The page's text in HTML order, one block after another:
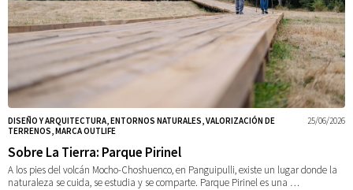
25/06/2026
DISEÑO Y ARQUITECTURA, ENTORNOS NATURALES, VALORIZACIÓN DE
TERRENOS, MARCA OUTLIFE
Sobre La Tierra: Parque Pirinel
A los pies del volcán Mocho-Choshuenco, en Panguipulli, existe un lugar donde la
naturaleza se cuida, se estudia y se comparte. Parque Pirinel es una …